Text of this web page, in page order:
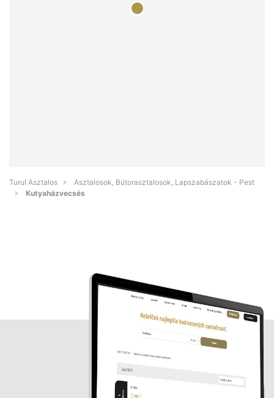
Turul Asztalos
Asztalosok, Bútorasztalosok, Lapszabászatok - Pest
Kutyaházvecsés